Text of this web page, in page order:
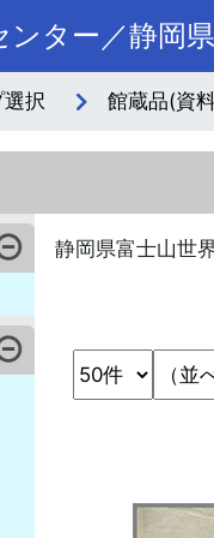
ンター／静岡
択 館蔵品(資
静岡県富士山世